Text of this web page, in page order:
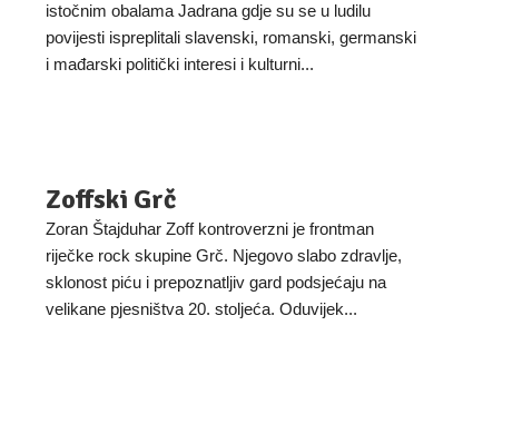
istočnim obalama Jadrana gdje su se u ludilu
povijesti ispreplitali slavenski, romanski, germanski
i mađarski politički interesi i kulturni...
Zoffski Grč
Zoran Štajduhar Zoff kontroverzni je frontman
riječke rock skupine Grč. Njegovo slabo zdravlje,
sklonost piću i prepoznatljiv gard podsjećaju na
velikane pjesništva 20. stoljeća. Oduvijek...